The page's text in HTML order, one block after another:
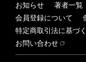
お知らせ 著者一覧
会員登録について
特定商取引法に基づ
お問い合わせ